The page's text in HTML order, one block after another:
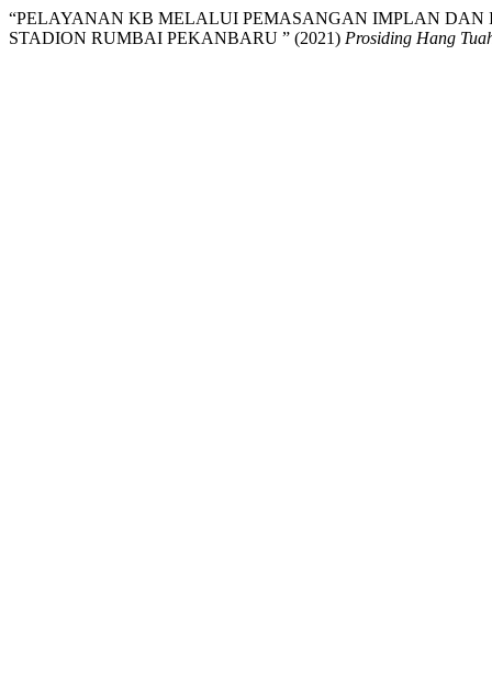
“PELAYANAN KB MELALUI PEMASANGAN IMPLAN
STADION RUMBAI PEKANBARU ” (2021) Prosiding Hang